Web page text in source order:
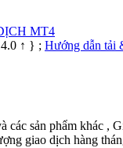
MT4
↑ } ; Hướng dẫn tải
các sản phẩm khác ,
giao dịch hàng